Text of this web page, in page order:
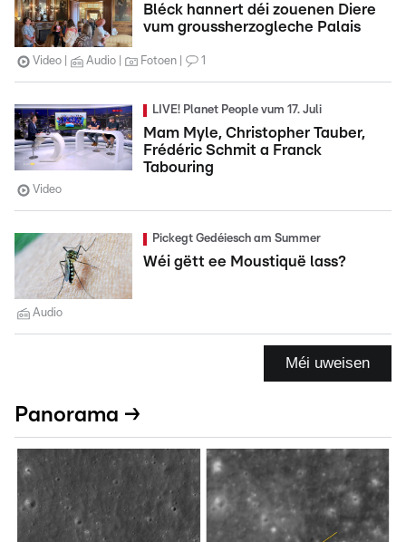
Bléck hannert déi zouenen Diere
vum groussherzogleche Palais
Video Audio Fotoen 1
LIVE! Planet People vum 17. Juli
Mam Myle, Christopher Tauber,
Frédéric Schmit a Franck
Tabouring
Video
Pickegt Gedéiesch am Summer
Wéi gëtt ee Moustiquë lass?
Audio
Méi uweisen
Panorama →